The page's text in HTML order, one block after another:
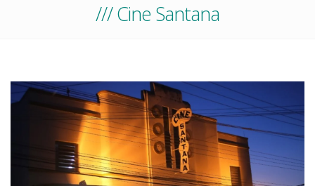
/// Cine Santana